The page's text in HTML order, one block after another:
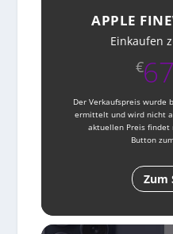
APPLE
Einkaufen
€
Der Verkaufspreis wurde
ermittelt und wird nicht
aktuellen Preis findet
Button
Zum